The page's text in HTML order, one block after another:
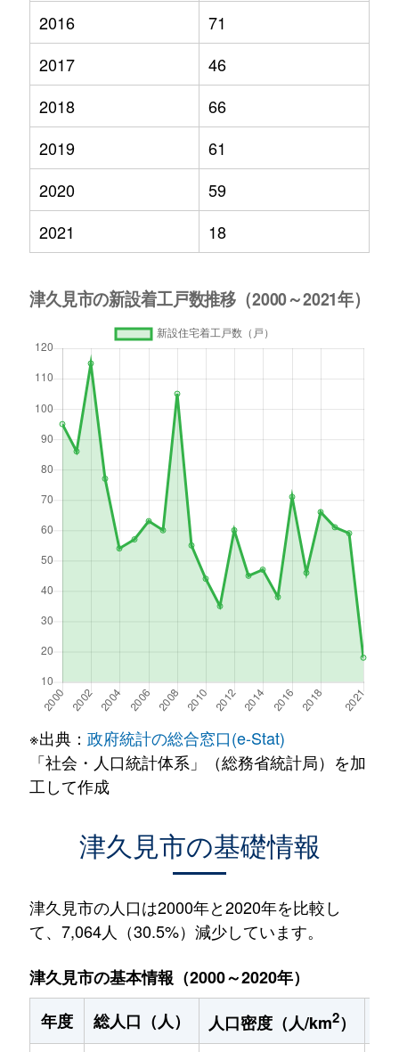
2016
71
2017
46
2018
66
2019
61
2020
59
2021
18
※出典： 政府統計の総合窓口(e-Stat)
「社会・人口統計体系」（総務省統計局）を加
工して作成
津久見市の基礎情報
津久見市の人口は2000年と2020年を比較し
て、7,064人（30.5%）減少しています。
津久見市の基本情報（2000～2020年）
年度
総人口（人） 人口密度（人/km2）